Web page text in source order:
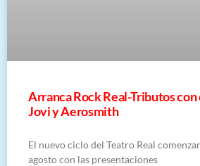
Arranca Rock Real-Tributos con
Jovi y Aerosmith
El nuevo ciclo del Teatro Real
agosto con las presentaciones